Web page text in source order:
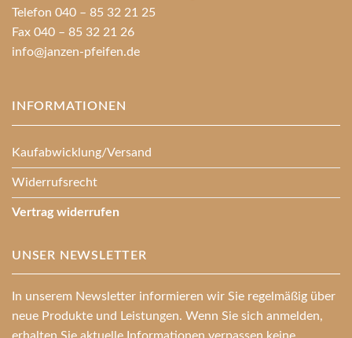
Telefon 040 – 85 32 21 25
Fax 040 – 85 32 21 26
info@janzen-pfeifen.de
INFORMATIONEN
Kaufabwicklung/Versand
Widerrufsrecht
Vertrag widerrufen
UNSER NEWSLETTER
In unserem Newsletter informieren wir Sie regelmäßig über
neue Produkte und Leistungen. Wenn Sie sich anmelden,